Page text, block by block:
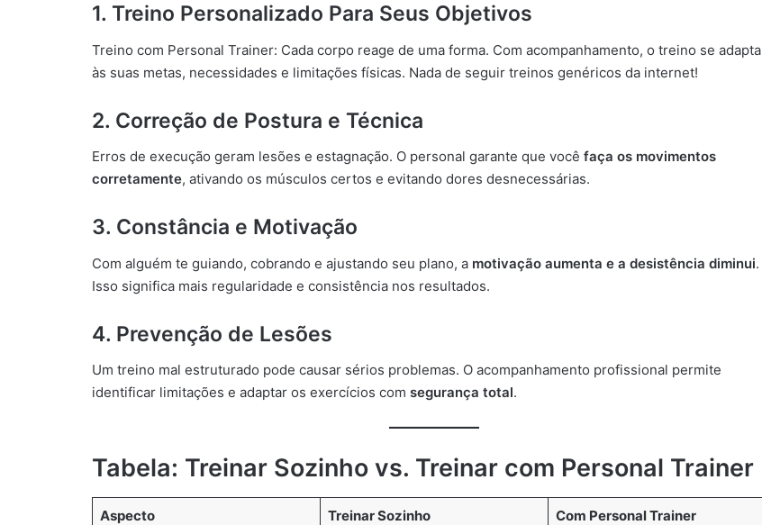
1. Treino Personalizado Para Seus Objetivos
Treino com Personal Trainer: Cada corpo reage de uma forma. Com acompanhamento, o treino se adapta
às suas metas, necessidades e limitações físicas. Nada de seguir treinos genéricos da internet!
2. Correção de Postura e Técnica
Erros de execução geram lesões e estagnação. O personal garante que você faça os movimentos
corretamente, ativando os músculos certos e evitando dores desnecessárias.
3. Constância e Motivação
Com alguém te guiando, cobrando e ajustando seu plano, a motivação aumenta e a desistência diminui.
Isso significa mais regularidade e consistência nos resultados.
4. Prevenção de Lesões
Um treino mal estruturado pode causar sérios problemas. O acompanhamento profissional permite
identificar limitações e adaptar os exercícios com segurança total.
Tabela: Treinar Sozinho vs. Treinar com Personal Trainer
Aspecto Treinar Sozinho Com Personal Trainer